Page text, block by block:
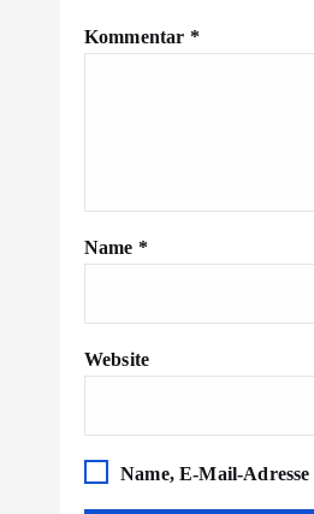
Kommentar *
Name *
Website
Name, E-Mail-